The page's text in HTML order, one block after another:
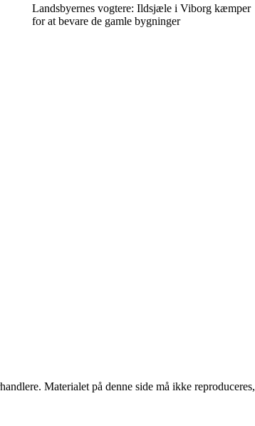
Landsbyernes vogtere: Ildsjæle i Viborg kæmper
for at bevare de gamle bygninger
Materialet på denne side må ikke reproduceres,